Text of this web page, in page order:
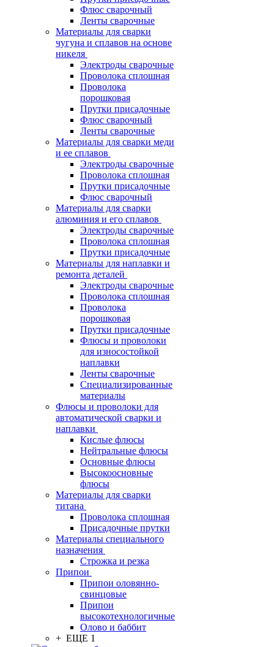
Флюс сварочный
Ленты сварочные
Материалы для сварки
чугуна и сплавов на основе
никеля
Электроды сварочные
Проволока сплошная
Проволока
порошковая
Прутки присадочные
Флюс сварочный
Ленты сварочные
Материалы для сварки меди
и ее сплавов
Электроды сварочные
Проволока сплошная
Прутки присадочные
Флюс сварочный
Материалы для сварки
алюминия и его сплавов
Электроды сварочные
Проволока сплошная
Прутки присадочные
Материалы для наплавки и
ремонта деталей
Электроды сварочные
Проволока сплошная
Проволока
порошковая
Прутки присадочные
Флюсы и проволоки
для износостойкой
наплавки
Ленты сварочные
Специализированные
материалы
Флюсы и проволоки для
автоматической сварки и
наплавки
Кислые флюсы
Нейтральные флюсы
Основные флюсы
Высокоосновные
флюсы
Материалы для сварки
титана
Проволока сплошная
Присадочные прутки
Материалы специального
назначения
Строжка и резка
Припои
Припои оловянно-
свинцовые
Припои
высокотехнологичные
Олово и баббит
+ ЕЩЕ 1